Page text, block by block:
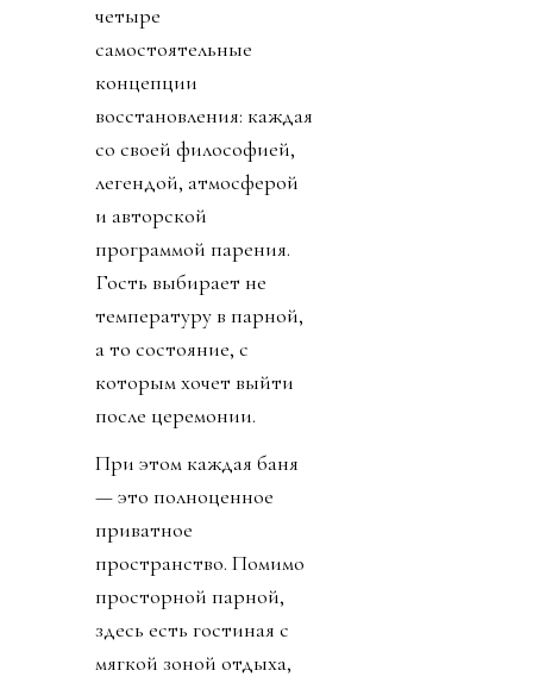
четыре
самостоятельные
концепции
восстановления: каждая
со своей философией,
легендой, атмосферой
и авторской
программой парения.
Гость выбирает не
температуру в парной,
а то состояние, с
которым хочет выйти
после церемонии.
При этом каждая баня
— это полноценное
приватное
пространство. Помимо
просторной парной,
здесь есть гостиная с
мягкой зоной отдыха,